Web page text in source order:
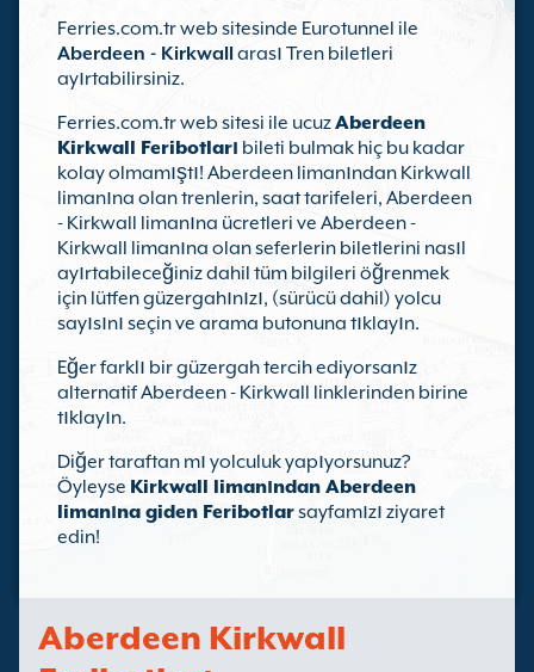
Ferries.com.tr web sitesinde Eurotunnel ile
Aberdeen - Kirkwallarası Tren biletleri
ayırtabilirsiniz.
Ferries.com.tr web sitesi ile ucuzAberdeen
Kirkwall Feribotları bileti bulmak hiç bu kadar
kolay olmamıştı! Aberdeen limanından Kirkwall
limanına olan trenlerin, saat tarifeleri, Aberdeen
- Kirkwall limanına ücretleri ve Aberdeen -
Kirkwall limanına olan seferlerin biletlerini nasıl
ayırtabileceğiniz dahil tüm bilgileri öğrenmek
için lütfen güzergahınızı, (sürücü dahil) yolcu
sayısını seçin ve arama butonuna tıklayın.
Eğer farklı bir güzergah tercih ediyorsanız
alternatif Aberdeen - Kirkwall linklerinden birine
tıklayın.
Diğer taraftan mı yolculuk yapıyorsunuz?
Öyleyse Kirkwall limanından Aberdeen
limanına giden Feribotlarsayfamızı ziyaret
edin!
Aberdeen Kirkwall